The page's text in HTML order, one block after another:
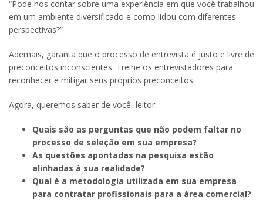
“Pode nos contar sobre uma experiência em que você trabalhou
em um ambiente diversificado e como lidou com diferentes
perspectivas?”
Ademais, garanta que o processo de entrevista é justo e livre de
preconceitos inconscientes. Treine os entrevistadores para
reconhecer e mitigar seus próprios preconceitos.
Agora, queremos saber de você, leitor:
Quais são as perguntas que não podem faltar no
processo de seleção em sua empresa?
As questões apontadas na pesquisa estão
alinhadas à sua realidade?
Qual é a metodologia utilizada em sua empresa
para contratar profissionais para a área comercial?